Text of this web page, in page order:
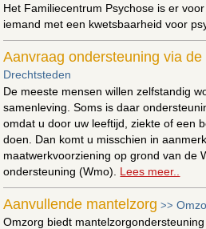
Het Familiecentrum Psychose is er
iemand met een kwetsbaarheid voor
Aanvraag ondersteuning via de
Drechtsteden
De meeste mensen willen zelfstandig
samenleving. Soms is daar
omdat u door uw leeftijd, ziekte of een
doen. Dan komt u misschien in
maatwerkvoorziening op grond van de
ondersteuning (Wmo). Lees meer..
Aanvullende mantelzorg >>
Omzorg biedt